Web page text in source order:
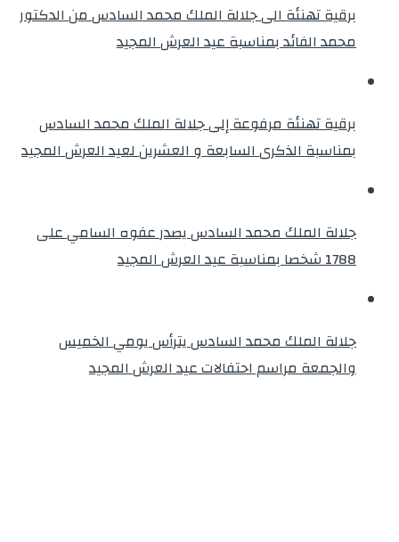
برقية تهنئة الى جلالة الملك محمد السادس من الدكتور
محمد الفائد بمناسبة عيد العرش المجيد
برقية تهنئة مرفوعة إلى جلالة الملك محمد السادس
بمناسبة الذكرى السابعة و العشرين لعيد العرش المجيد
جلالة الملك محمد السادس يصدر عفوه السامي على
1788 شخصا بمناسبة عيد العرش المجيد
جلالة الملك محمد السادس يترأس يومي الخميس
والجمعة مراسم احتفالات عيد العرش المجيد